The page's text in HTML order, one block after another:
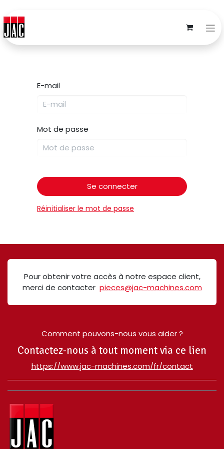
E-mail
Mot de passe
Se connecter
Réinitialiser le mot de passe
Pour obtenir votre accès à notre espace client,
merci de contacter pieces@jac-machines.com
Comment pouvons-nous vous aider ?
Contactez-nous à tout moment via ce lien
​https://www.jac-machines.com/fr/contact